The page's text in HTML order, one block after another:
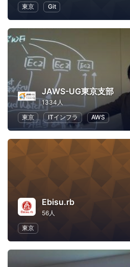
東京
Git
JAWS-UG東京支部
1334人
東京
ITインフラ AWS
Ebisu.rb
56人
東京